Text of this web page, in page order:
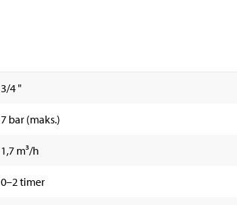
3/4 "
7 bar (maks.)
1,7 m³/h
0–2 timer